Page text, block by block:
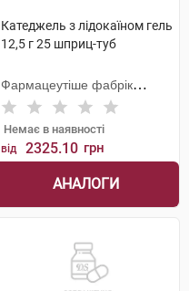
Катеджель з лідокаїном гель
12,5 г 25 шприц-туб
Фармацеутіше фабрік
Монтавіт
Немає в наявності
від 2325.10 грн
АНАЛОГИ